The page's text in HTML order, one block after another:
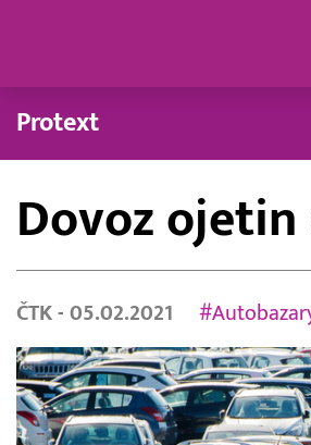
Protext
Dovoz ojetin
ČTK - 05.02.2021